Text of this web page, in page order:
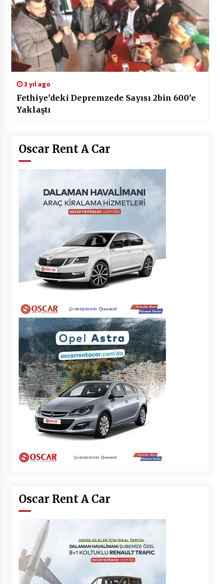
3 yıl ago
Fethiye’deki Depremzede Sayısı 2bin 600’e
Yaklaştı
Oscar Rent A Car
Oscar Rent A Car